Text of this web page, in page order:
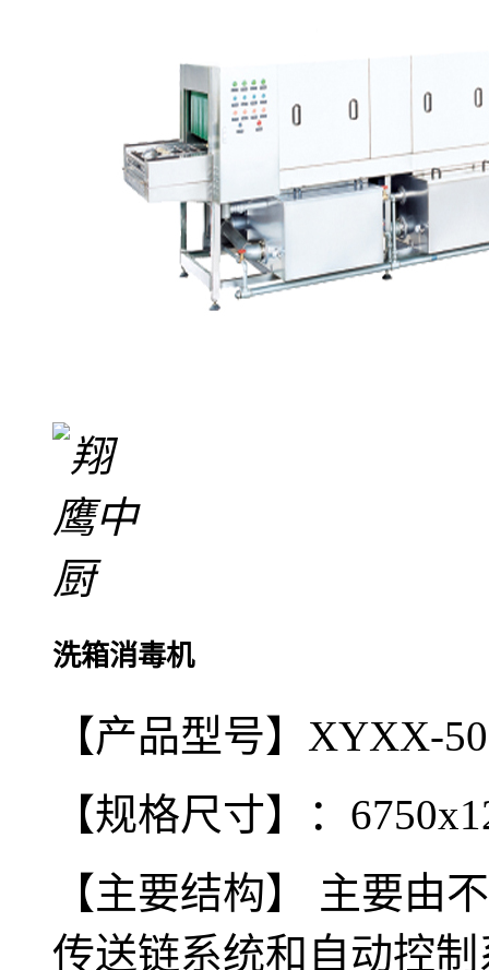
洗箱消毒机
【产品型号】XYXX-
【规格尺寸】：
【主要结构】 主要由
传送链系统和自动控